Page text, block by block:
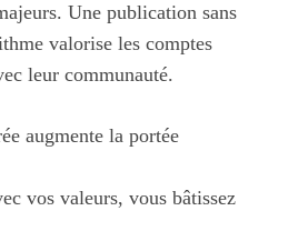
Une publication sans
valorise les comptes
leur communauté.
augmente la portée
vos valeurs, vous bâtissez